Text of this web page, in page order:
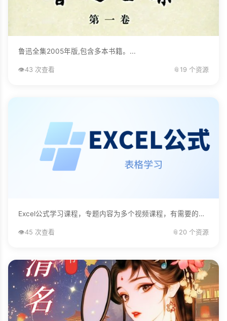
鲁迅全集2005年版,包含多本书籍。...
👁️43 次查看 📎 19 个资源
Excel公式学习课程，专题内容为多个视频课程，有需要的自己下载学习。...
👁️45 次查看 📎 20 个资源